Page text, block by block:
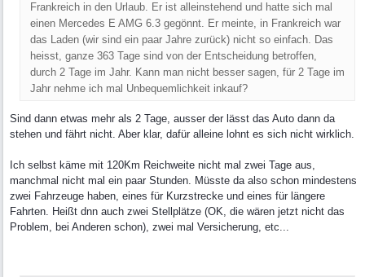
Frankreich in den Urlaub. Er ist alleinstehend und hatte sich mal
einen Mercedes E AMG 6.3 gegönnt. Er meinte, in Frankreich war
das Laden (wir sind ein paar Jahre zurück) nicht so einfach. Das
heisst, ganze 363 Tage sind von der Entscheidung betroffen,
durch 2 Tage im Jahr. Kann man nicht besser sagen, für 2 Tage im
Jahr nehme ich mal Unbequemlichkeit inkauf?
Sind dann etwas mehr als 2 Tage, ausser der lässt das Auto dann da
stehen und fährt nicht. Aber klar, dafür alleine lohnt es sich nicht wirklich.
Ich selbst käme mit 120Km Reichweite nicht mal zwei Tage aus,
manchmal nicht mal ein paar Stunden. Müsste da also schon mindestens
zwei Fahrzeuge haben, eines für Kurzstrecke und eines für längere
Fahrten. Heißt dnn auch zwei Stellplätze (OK, die wären jetzt nicht das
Problem, bei Anderen schon), zwei mal Versicherung, etc...